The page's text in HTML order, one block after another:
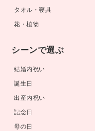
タオル・寝具
花・植物
シーンで選ぶ
結婚内祝い
誕生日
出産内祝い
記念日
母の日